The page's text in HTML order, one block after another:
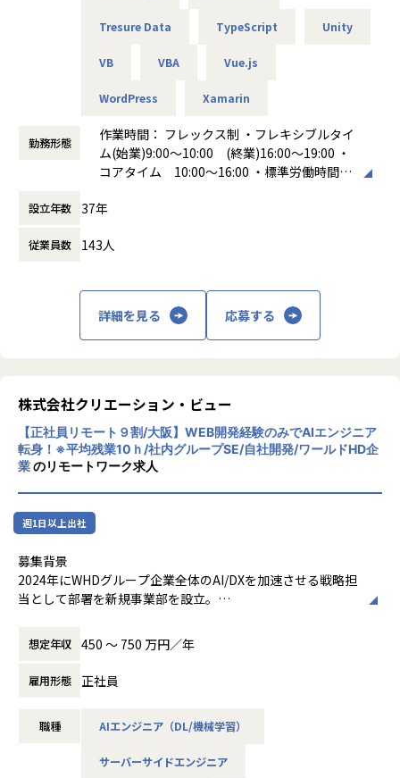
Tresure Data TypeScript Unity
VB VBA Vue.js
WordPress Xamarin
勤務形態
作業時間： フレックス制 ・フレキシブルタイ
ム(始業)9:00～10:00 (終業)16:00～19:00 ・
コアタイム 10:00～16:00 ・標準労働時間
働き方：
休憩時間： 60分
設立年数 37年
従業員数 143人
詳細を見る 応募する
株式会社クリエーション・ビュー
【正社員リモート９割/大阪】WEB開発経験のみでAIエンジニア
転身！※平均残業10ｈ/社内グループSE/自社開発/ワールドHD企
業のリモートワーク求人
週1日以上出社
募集背景
2024年にWHDグループ企業全体のAI/DXを加速させる戦略担
当として部署を新規事業部を設立。
える多様なビジネス課題に対し、AIを活用したシステム開発
を通じて事業価値の最大化に貢献しています。また外部クラ
イアントの案件も拡大中です。
現在、当部署は10名超の精鋭でAI/DX事業のシステム開発を
ーズは急速に拡大しており、さらなる事業拡大に向けて増員
AIやDXの知見は問わず、ご興味と意欲のある方にぜひ参画い
想定年収 450 〜 750 万円／年
雇用形態 正社員
職種 AIエンジニア（DL/機械学習）
サーバーサイドエンジニア